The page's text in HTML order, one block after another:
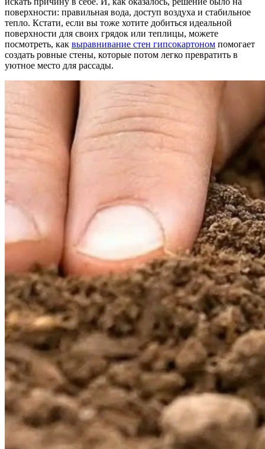
поверхности: правильная вода, доступ воздуха и стабильное
тепло. Кстати, если вы тоже хотите добиться идеальной
поверхности для своих грядок или теплицы, можете
посмотреть, как выравнивание стен гипсокартоном помогает
создать ровные стены, которые потом легко превратить в
уютное место для рассады.